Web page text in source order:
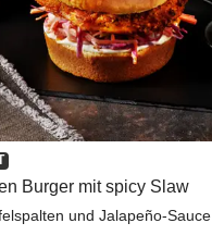
Burger mit spicy Slaw
und Jalapeño-Sauce